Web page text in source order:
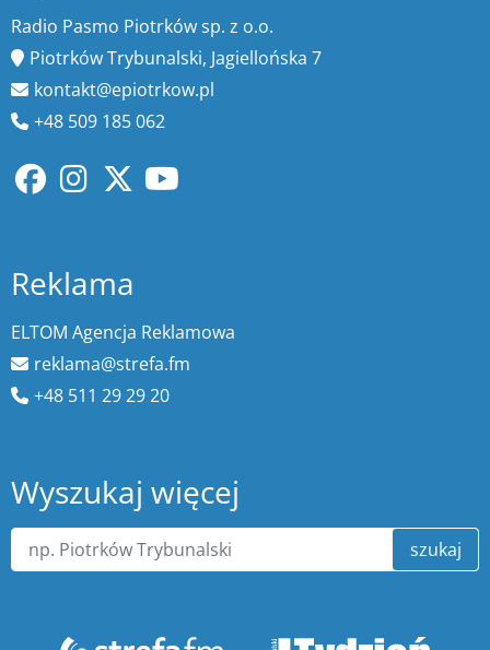
Radio Pasmo Piotrków sp. z o.o.
Piotrków Trybunalski, Jagiellońska 7
kontakt@epiotrkow.pl
+48 509 185 062
Reklama
ELTOM Agencja Reklamowa
reklama@strefa.fm
+48 511 29 29 20
Wyszukaj więcej
szukaj